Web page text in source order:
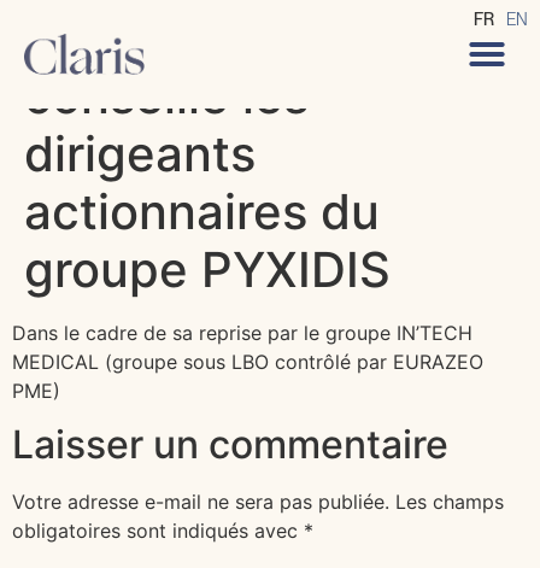
FR EN
CLARIS Avocats
conseille les
dirigeants
actionnaires du
groupe PYXIDIS
Dans le cadre de sa reprise par le groupe IN’TECH
MEDICAL (groupe sous LBO contrôlé par EURAZEO
PME)
Laisser un commentaire
Votre adresse e-mail ne sera pas publiée. Les champs
obligatoires sont indiqués avec *